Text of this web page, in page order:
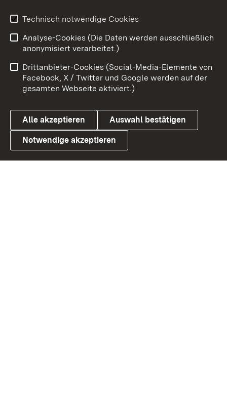
Youtube
Link zum Landesportal
Benutzungshinweise
Barrierefreiheit
Datenschutz
Cookies
Technisch notwendige Cookies
Analyse-Cookies (Die Daten werden ausschließlich
anonymisiert verarbeitet.)
Drittanbieter-Cookies (Social-Media-Elemente von
Facebook, X / Twitter und Google werden auf der
gesamten Webseite aktiviert.)
Alle akzeptieren Auswahl bestätigen
Notwendige akzeptieren